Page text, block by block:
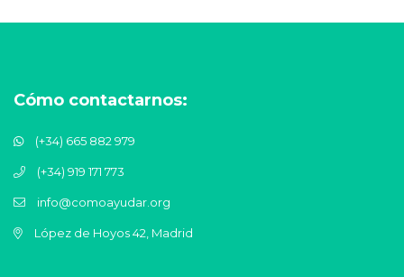
Cómo contactarnos:
(+34) 665 882 979
(+34) 919 171 773
info@comoayudar.org
López de Hoyos 42, Madrid